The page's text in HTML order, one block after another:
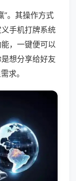
”。其操作方式
手机打牌系统
，一键便可以
想分享给好友
求。